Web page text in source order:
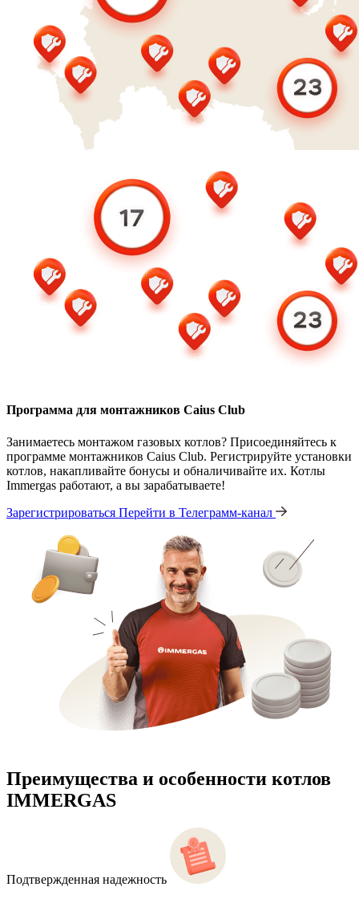
Программа для монтажников Caius Club
Занимаетесь монтажом газовых котлов? Присоединяйтесь к
программе монтажников Caius Club. Регистрируйте установки
котлов, накапливайте бонусы и обналичивайте их. Котлы
Immergas работают, а вы зарабатываете!
Зарегистрироваться Перейти в Телеграмм-канал
Преимущества и особенности котлов
IMMERGAS
Подтвержденная надежность